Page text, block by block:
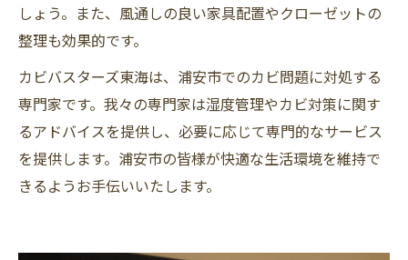
しょう。また、風通しの良い家具配置やクローゼットの
整理も効果的です。
カビバスターズ東海は、浦安市でのカビ問題に対処する
専門家です。我々の専門家は湿度管理やカビ対策に関す
るアドバイスを提供し、必要に応じて専門的なサービス
を提供します。浦安市の皆様が快適な生活環境を維持で
きるようお手伝いいたします。